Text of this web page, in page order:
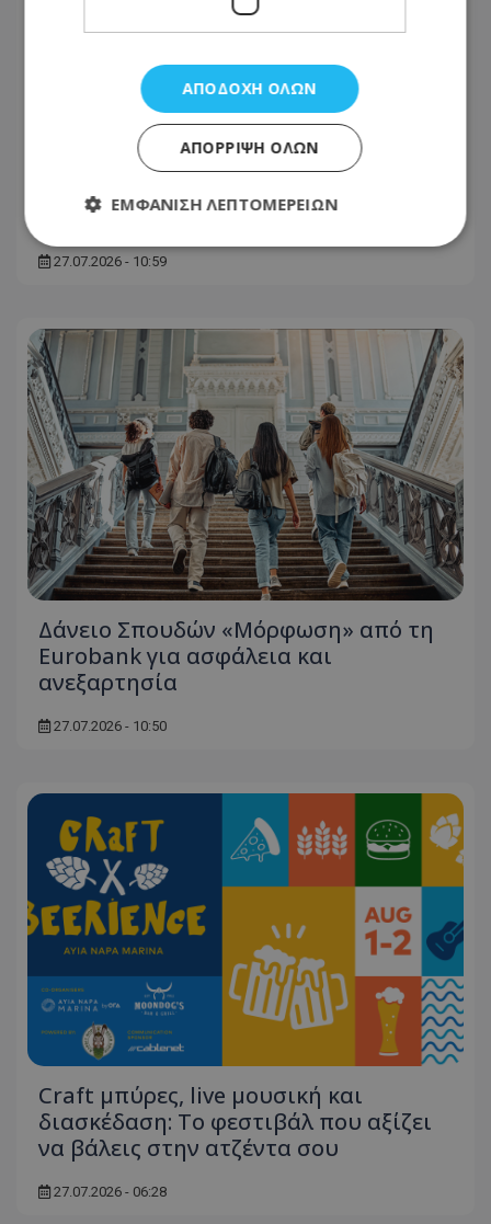
Η νέα ιστοσελίδα της Louis Hotels σας
φέρνει ένα βήμα πιο κοντά στις
επόμενες διακοπές σας
27.07.2026 - 10:59
Δάνειο Σπουδών «Μόρφωση» από τη
Eurobank για ασφάλεια και
ανεξαρτησία
27.07.2026 - 10:50
Craft μπύρες, live μουσική και
διασκέδαση: Το φεστιβάλ που αξίζει
να βάλεις στην ατζέντα σου
27.07.2026 - 06:28
ΑΠΟΔΟΧΉ ΌΛΩΝ
ΑΠΌΡΡΙΨΗ ΌΛΩΝ
ΕΜΦΆΝΙΣΗ ΛΕΠΤΟΜΕΡΕΙΏΝ
Μη ταξινομημένα
Τα απολύτως απαραίτητα cookies επιτρέπουν
βασικές λειτουργίες του ιστότοπου, όπως τη
σύνδεση χρήστη και τη διαχείριση λογαριασμού.
Ο ιστότοπος δεν μπορεί να χρησιμοποιηθεί σωστά
χωρίς τα απολύτως απαραίτητα cookies.
Ονοματεπώνυμο
Προμηθευτής/ Πεδίο
usprivacy
.lifenewscy.tothemaonline.com
VISITOR_PRIVACY_METADATA
YouTube
.youtube.com